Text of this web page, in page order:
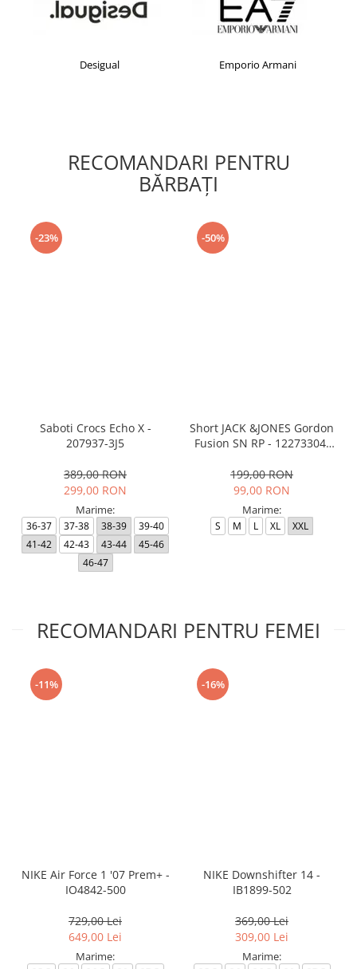
Desigual Emporio Armani
RECOMANDARI PENTRU
BĂRBAŢI
-23%
Saboti Crocs Echo X -
207937-3J5
389,00 RON
299,00 RON
Marime:
36-37 37-38 38-39
39-40
41-42
42-43 43-44
45-46
46-47
-50%
Short JACK &JONES Gordon
Fusion SN RP - 12273304-
199,00 RON
99,00 RON
Marime:
S M L XL XXL
RECOMANDARI PENTRU FEMEI
-11%
NIKE Air Force 1 '07 Prem+ -
IO4842-500
729,00 Lei
649,00 Lei
Marime:
-16%
NIKE Downshifter 14 -
IB1899-502
369,00 Lei
309,00 Lei
Marime: